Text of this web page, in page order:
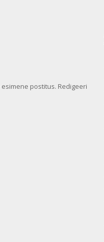
postitus. Redigeeri